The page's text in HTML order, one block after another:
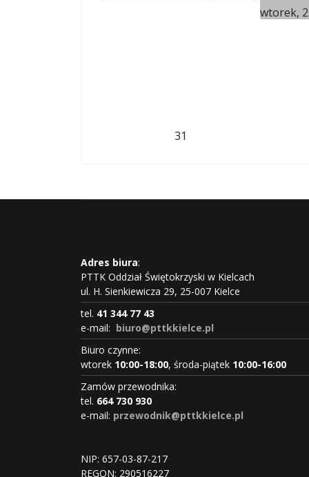
wtorek,
31
Adres biura:
PTTK Oddział Świętokrzyski w Kielcach
ul. H. Sienkiewicza 29, 25-007 Kielce
tel. 41 344 77 43
e-mail: biuro@pttkkielce.pl
Biuro czynne:
wtorek 10:00-18:00, środa-piątek 10:00-16:00
Zamów przewodnika:
tel. 664 730 930
e-mail: przewodnik@pttkkielce.pl
NIP: 657-03-87-217
REGON: 290516227